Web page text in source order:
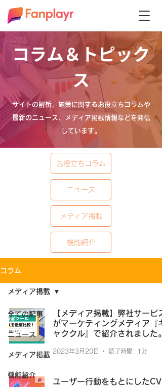
コラム＆トピック
ス
サイトの解析、施策に関するお役立ちコラムや
最新のニュース、メディア掲載情報などを発信
しています。
お役立ちコラム
ニュース
メディア掲載
機能紹介
コラム
全ての記事
ニュース
メディア掲載
機能紹介
メディア掲載
【メディア掲載】弊社サービス
がマーケティングメディア『キ
ャククル』で紹介されました。
2023年3月20日 読了時間: 1分
ユーザー行動をもとにしたCV